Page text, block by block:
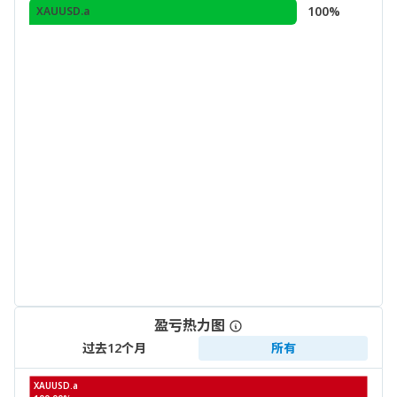
XAUUSD.a 100%
盈亏热力图
过去12个月 所有
XAUUSD.a